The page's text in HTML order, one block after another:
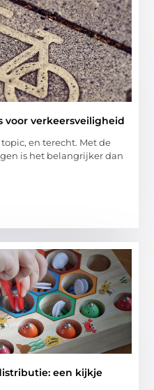
voor verkeersveiligheid
en terecht. Met de
is het belangrijker dan
een kijkje